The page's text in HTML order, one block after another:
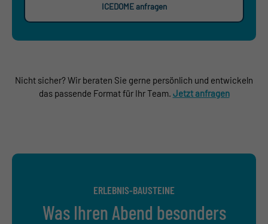
ICEDOME anfragen
Nicht sicher? Wir beraten Sie gerne persönlich und entwickeln
das passende Format für Ihr Team. Jetzt anfragen
ERLEBNIS-BAUSTEINE
Was Ihren Abend besonders